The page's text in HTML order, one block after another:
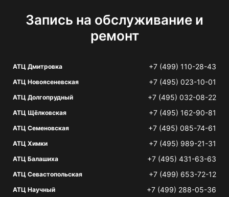
Запись на обслуживание и
ремонт
АТЦ Дмитровка +7 (499) 110-28-43
АТЦ Новоясеневская +7 (495) 023-10-01
АТЦ Долгопрудный +7 (495) 032-08-22
АТЦ Щёлковская +7 (495) 162-90-81
АТЦ Семеновская +7 (495) 085-74-61
АТЦ Химки +7 (495) 989-21-31
АТЦ Балашиха +7 (495) 431-63-63
АТЦ Севастопольская +7 (499) 653-72-12
АТЦ Научный +7 (499) 288-05-36